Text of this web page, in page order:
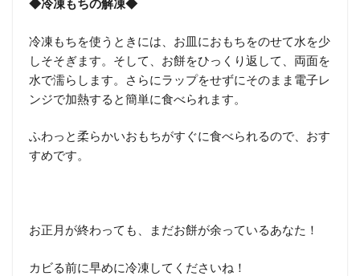
◆冷凍もちの解凍◆
冷凍もちを使うときには、お皿におもちをのせて水を少
しそそぎます。そして、お餅をひっくり返して、両面を
水で濡らします。さらにラップをせずにそのまま電子レ
ンジで加熱すると簡単に食べられます。
ふわっと柔らかいおもちがすぐに食べられるので、おす
すめです。
お正月が終わっても、まだお餅が余っているあなた！
カビる前に早めに冷凍してくださいね！